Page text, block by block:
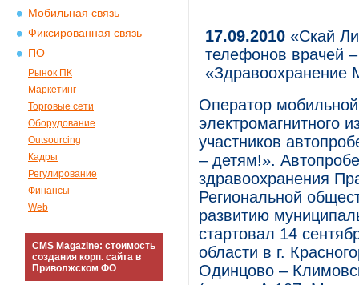
Мобильная связь
Фиксированная связь
ПО
Рынок ПК
Маркетинг
Торговые сети
Оборудование
Outsourcing
Кадры
Регулирование
Финансы
Web
CMS Magazine: стоимость
создания корп. сайта в
Приволжском ФО
17.09.2010 «Скай
телефонов врачей –
«Здравоохранение
Оператор
электромагнитного
участников
– детям!».
здравоохранения
Региональной
развитию
стартовал 14
области в г.
Одинцово –